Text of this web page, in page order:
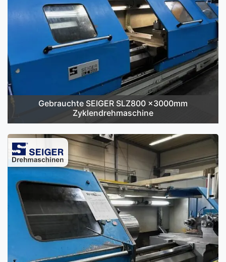
Gebrauchte SEIGER SLZ800 x3000mm
Zyklendrehmaschine